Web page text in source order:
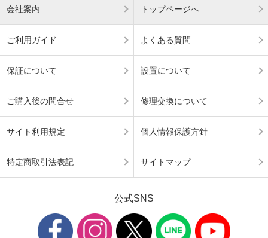
会社案内 トップページへ
ご利用ガイド よくある質問
保証について 設置について
ご購入後の問合せ 修理交換について
サイト利用規定 個人情報保護方針
特定商取引法表記 サイトマップ
公式SNS